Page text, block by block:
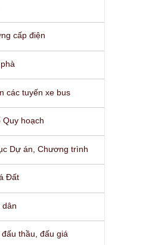
cấp điện
các tuyến xe bus
Quy hoạch
Dự án, Chương trình
Đất
dân
thầu, đấu giá